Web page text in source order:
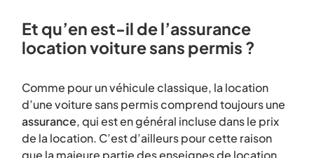
Et qu’en est-il de l’assurance
location voiture sans permis ?
Comme pour un véhicule classique, la location
d’une voiture sans permis comprend toujours une
assurance, qui est en général incluse dans le prix
de la location. C’est d’ailleurs pour cette raison
que la majeure partie des enseignes de location